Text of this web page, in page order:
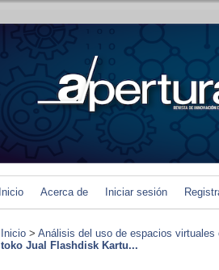
Inicio Acerca de Iniciar sesión
Inicio > Análisis del uso de espacios virtuales
toko Jual Flashdisk Kartu...